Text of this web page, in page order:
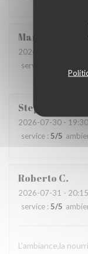
Markus
2026-07-30
-
service
Stephane
2026-07-30 -
service : 5/5
Roberto C
2026-07-31 -
service : 5/5
L’ambiance,la